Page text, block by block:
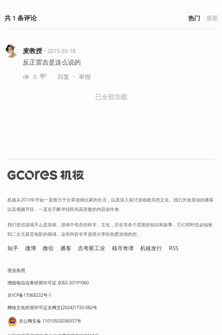
共 1 条评论 热门 最新
麦教授・ 2015-03-18
反正雷吉是这么说的
0 回复 ・ 举报
已全部加载
机核从2010年开始一直致力于分享游戏玩家的生活，以及深入探讨游戏相关的文化。我们开发原创的播客
以及视频节目，一直在不断寻找民间高质量的内容创作者。
我们坚信游戏不止是游戏，游戏中包含的科学，文化，历史等各个层面的知识和故事，它们同时也会辐射
到二次元甚至电影的领域，这些内容非常值得分享给热爱游戏的您。
知乎 微博 微信 播客 吉考斯工业 核市奇谭 机核发行 RSS
营业执照
增值电信业务经营许可证 京B2-20191060
京ICP备17068232号-1
网络文化经营许可证京网文[2024]1733-082号
京公网安备 11010502036937号